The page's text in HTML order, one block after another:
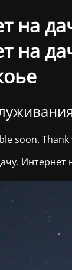
на
на
soon.
Интернет